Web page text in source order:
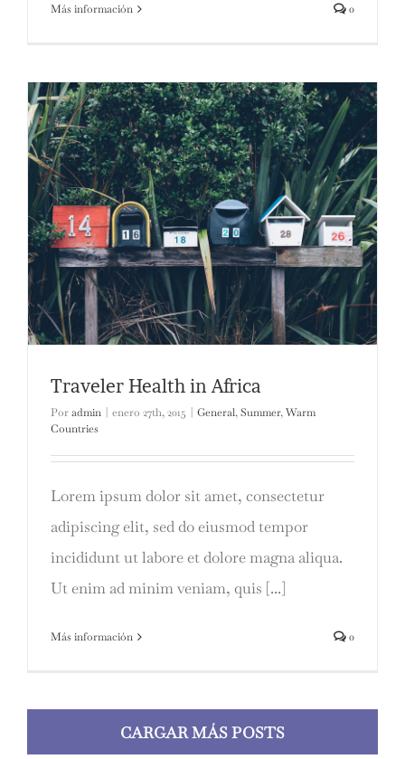
Más información 0
Traveler Health in Africa
Poradmin | enero 27th, 2015 | General,Summer,Warm
Countries
Lorem ipsum dolor sit amet, consectetur
adipiscing elit, sed do eiusmod tempor
incididunt ut labore et dolore magna aliqua.
Ut enim ad minim veniam, quis [...]
Más información 0
CARGAR MÁS POSTS